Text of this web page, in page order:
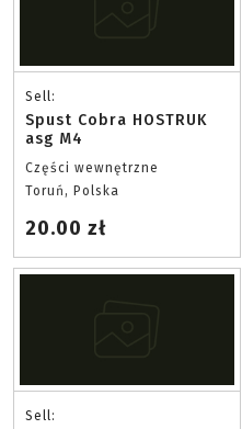
Sell:
Spust Cobra HOSTRUK
asg M4
Części wewnętrzne
Toruń, Polska
20.00 zł
Sell: